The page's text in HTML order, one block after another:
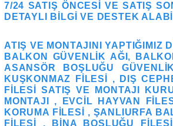
7/24 SATIŞ ÖNCESI VE SATIŞ
DETAYLI BILGI VE DESTEK
ATIŞ VE MONTAJINI YAPTIĞIMIZ
BALKON GÜVENLIK AĞI,
ASANSÖR BOŞLUĞU
KUŞKONMAZ FILESI , DIŞ
FILESI SATIŞ VE MONTAJI
MONTAJI , EVCIL HAYVAN
KORUMA FILESI , ŞANLIURFA
FILESI , BINA BOŞLUĞU